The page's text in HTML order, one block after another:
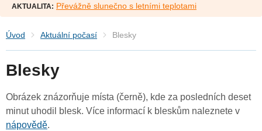
AKTUALITA: Převážně slunečno s letními teplotami
Úvod Aktuální počasí Blesky
Blesky
Obrázek znázorňuje místa (černě), kde za posledních deset
minut uhodil blesk. Více informací k bleskům naleznete v
nápovědě.